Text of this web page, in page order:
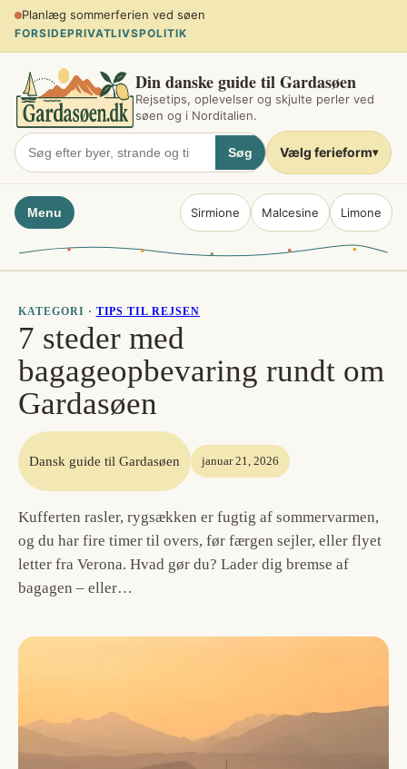
Spring
indhold
Planlæg sommerferien ved søen
FORSIDEPRIVATLIVSPOLITIK
Din danske guide til Gardasøen
Rejsetips, oplevelser og skjulte perler ved
søen og i Norditalien.
Søg Vælg ferieform▾
Menu Sirmione Malcesine Limone
KATEGORI · TIPS TIL REJSEN
7 steder med
bagageopbevaring rundt om
Gardasøen
Dansk guide til Gardasøen januar 21, 2026
Kufferten rasler, rygsækken er fugtig af sommervarmen,
og du har fire timer til overs, før færgen sejler, eller flyet
letter fra Verona. Hvad gør du? Lader dig bremse af
bagagen – eller…